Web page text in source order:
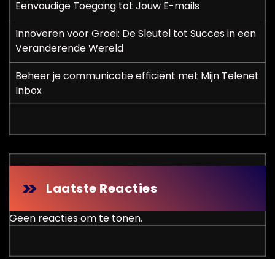
Eenvoudige Toegang tot Jouw E-mails
Innoveren voor Groei: De Sleutel tot Succes in een
Veranderende Wereld
Beheer je communicatie efficiënt met Mijn Telenet
Inbox
Laatste Reacties
Geen reacties om te tonen.